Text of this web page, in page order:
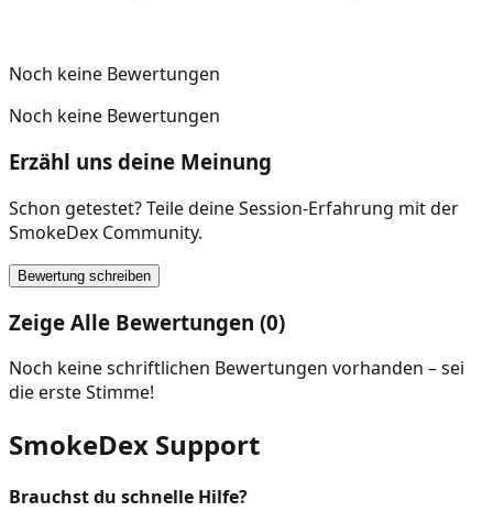
Noch keine Bewertungen
Noch keine Bewertungen
Erzähl uns deine Meinung
Schon getestet? Teile deine Session-Erfahrung mit der
SmokeDex Community.
Bewertung schreiben
Zeige Alle Bewertungen (0)
Noch keine schriftlichen Bewertungen vorhanden – sei
die erste Stimme!
SmokeDex Support
Brauchst du schnelle Hilfe?